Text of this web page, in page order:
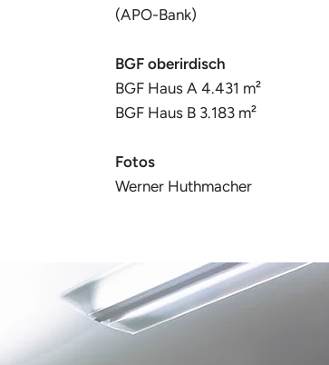
(APO-Bank)
​BGF oberirdisch
BGF Haus A 4.431 m²
BGF Haus B 3.183 m²
Fotos
Werner Huthmacher